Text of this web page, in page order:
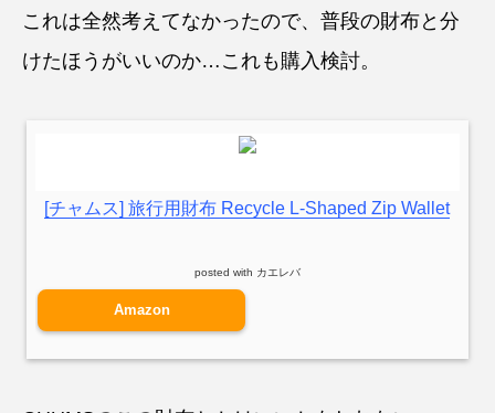
これは全然考えてなかったので、普段の財布と分
けたほうがいいのか…これも購入検討。
[チャムス] 旅行用財布 Recycle L-Shaped Zip Wallet
posted with カエレバ
Amazon